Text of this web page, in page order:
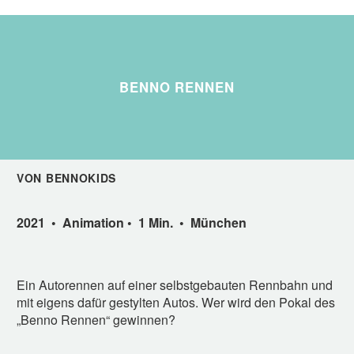
BENNO RENNEN
VON BENNOKIDS
2021 • Animation • 1 Min. • München
Ein Autorennen auf einer selbstgebauten Rennbahn und
mit eigens dafür gestylten Autos. Wer wird den Pokal des
„Benno Rennen“ gewinnen?